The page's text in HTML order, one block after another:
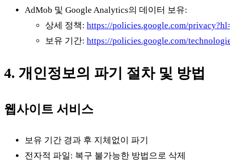
AdMob 및 Google Analytics의 데이터 보유:
상세 정책: https://policies.google.com/
보유 기간: https://policies.google.com/
4. 개인정보의 파기 절차 및 방법
웹사이트 서비스
보유 기간 경과 후 지체없이 파기
전자적 파일: 복구 불가능한 방법으로 삭제